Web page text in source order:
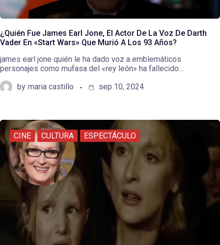
¿Quién Fue James Earl Jone, El Actor De La Voz De Darth
Vader En «Start Wars» Que Murió A Los 93 Años?
james earl jone quién le ha dado voz a emblemáticos
personajes como mufasa del «rey león» ha fallecido…
by maria castillo sep 10, 2024
CINE CULTURA ESPECTÁCULO